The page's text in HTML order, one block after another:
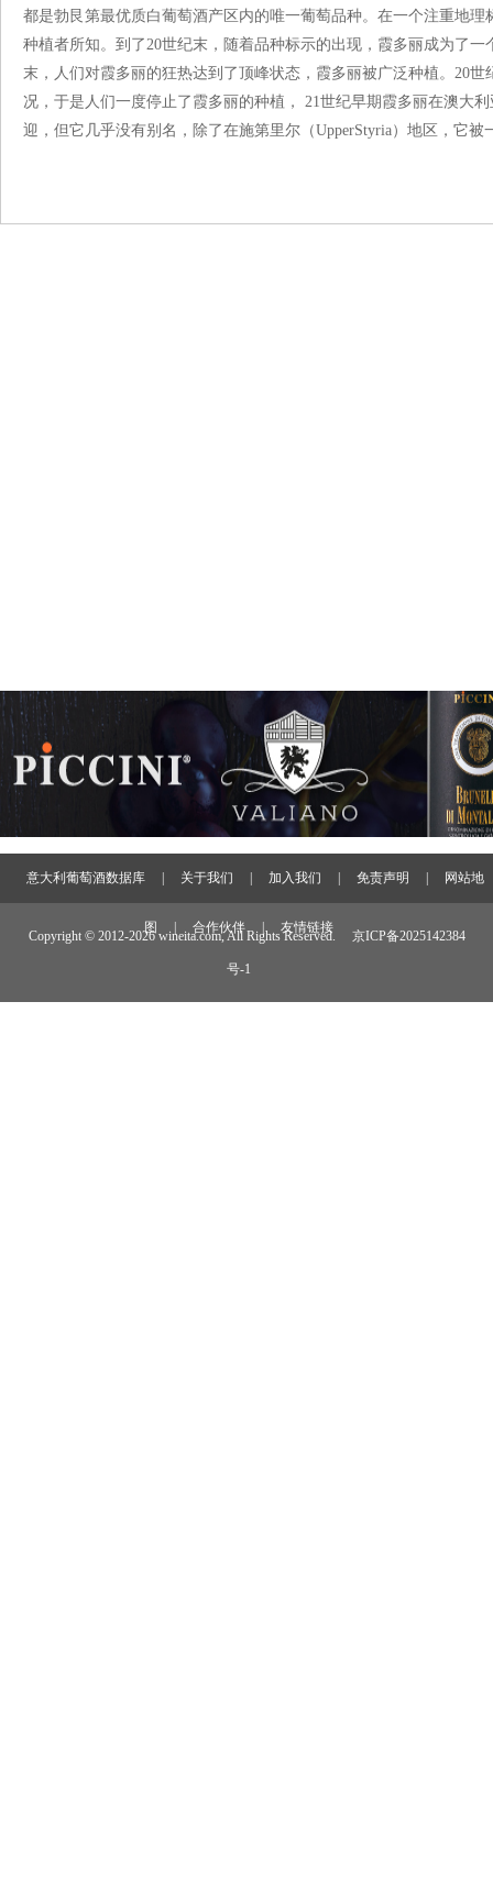
都是勃艮第最优质白葡萄酒产区内的唯一葡萄品种。在一个注重地
种植者所知。到了20世纪末，随着品种标示的出现，霞多丽成为了
末，人们对霞多丽的狂热达到了顶峰状态，霞多丽被广泛种植。20
况，于是人们一度停止了霞多丽的种植， 21世纪早期霞多丽在澳大
迎，但它几乎没有别名，除了在施第里尔（UpperStyria）地区，它被
意大利葡萄酒数据库 关于我们 加入我们 免责声明 网站地
图 合作伙伴 友情链接
Copyright © 2012-2026 wineita.com, All Rights Reserved. 京ICP备2025142384
号-1